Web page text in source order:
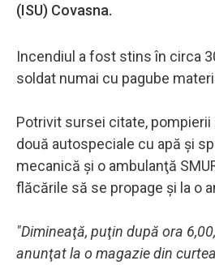
(ISU) Covasna.
Incendiul a fost stins în circa
soldat numai cu pagube
Potrivit sursei citate,
două autospeciale cu apă şi
mecanică şi o ambulanţă
flăcările să se propage şi la o
"Dimineaţă, puţin după ora
anunţat la o magazie din